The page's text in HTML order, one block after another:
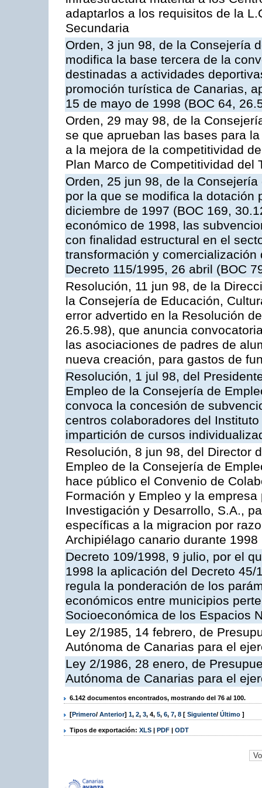
adaptarlos a los requisitos de la
Secundaria
Orden, 3 jun 98, de la Consejería
modifica la base tercera de la
destinadas a actividades
promoción turística de Canarias,
15 de mayo de 1998 (BOC 64,
Orden, 29 may 98, de la
se que aprueban las bases para
a la mejora de la competitividad
Plan Marco de Competitividad del
Orden, 25 jun 98, de la
por la que se modifica la dotación
diciembre de 1997 (BOC 169,
económico de 1998, las
con finalidad estructural en el
transformación y
Decreto 115/1995, 26 abril (BOC
Resolución, 11 jun 98, de la
la Consejería de Educación,
error advertido en la Resolución
26.5.98), que anuncia
las asociaciones de padres de
nueva creación, para gastos de
Resolución, 1 jul 98, del
Empleo de la Consejería de
convoca la concesión de
centros colaboradores del
impartición de cursos
Resolución, 8 jun 98, del Director
Empleo de la Consejería de
hace público el Convenio de
Formación y Empleo y la
Investigación y Desarrollo, S.A.,
específicas a la migracion por
Archipiélago canario durante 1998
Decreto 109/1998, 9 julio, por el
1998 la aplicación del Decreto
regula la ponderación de los
económicos entre municipios
Socioeconómica de los Espacios
Ley 2/1985, 14 febrero, de
Autónoma de Canarias para el
Ley 2/1986, 28 enero, de
Autónoma de Canarias para el
6.142 documentos encontrados, mostrando del 76 al 100.
[Primero/ Anterior] 1, 2, 3, 4, 5, 6, 7, 8 [ Siguiente/ Último ]
Tipos de exportación: XLS | PDF | ODT